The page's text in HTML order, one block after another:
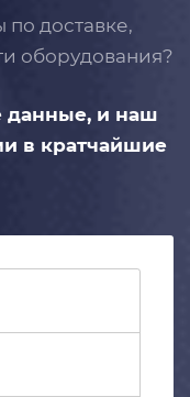
доставке,
оборудования?
данные, и наш
в кратчайшие